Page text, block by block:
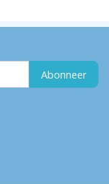
Abonneer